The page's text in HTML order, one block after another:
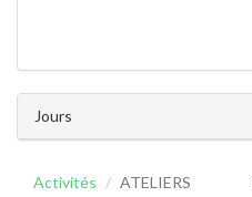
Jours
Activités ATELIERS